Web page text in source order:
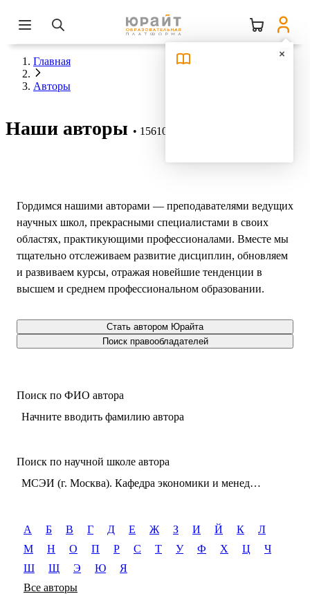
Главная
Авторы
Наши авторы 15610 авторов
Гордимся нашими авторами — преподавателями ведущих
научных школ, прекрасными специалистами в своих
областях, практикующими профессионалами. Вместе мы
тщательно отслеживаем развитие дисциплин, обновляем
и развиваем курсы, отражая новейшие тенденции в
высшем и среднем профессиональном образовании.
Стать автором Юрайта
Поиск правообладателей
Поиск по ФИО автора
Начните вводить фамилию автора
Поиск по научной школе автора
МСЭИ (г. Москва). Кафедра экономики и менеджмента
А Б В Г Д Е Ж З И Й К
Л
М
Н О П Р С Т У Ф Х Ц
Ч
Ш
Щ Э Ю
Я
Все авторы